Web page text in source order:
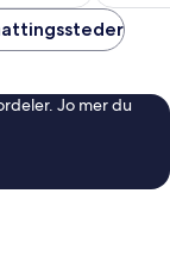
Jo mer du